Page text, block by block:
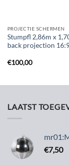
PROJECTIE SCHERMEN
Stumpfl 2,86m x
back projection
€100,00
LAATST
€7,50